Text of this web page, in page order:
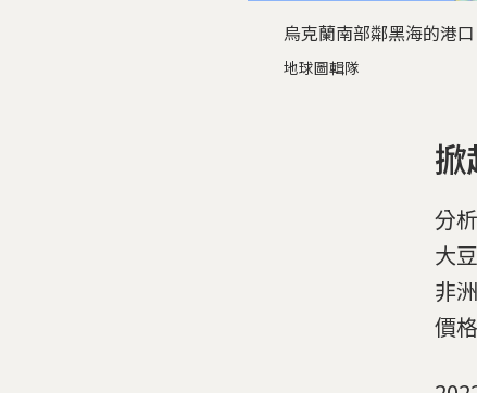
烏克蘭南部鄰黑海的港
地球圖輯隊
分
大
非
價